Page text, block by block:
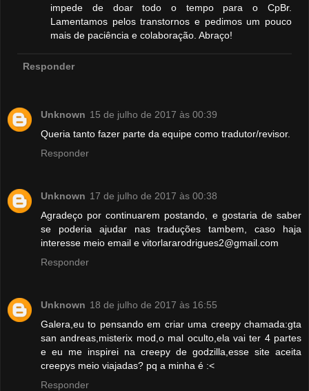
impede de doar todo o tempo para o CpBr.
Lamentamos pelos transtornos e pedimos um pouco
mais de paciência e colaboração. Abraço!
Responder
Unknown 15 de julho de 2017 às 00:39
Queria tanto fazer parte da equipe como tradutor/revisor.
Responder
Unknown 17 de julho de 2017 às 00:38
Agradeço por continuarem postando, e gostaria de saber
se poderia ajudar nas traduções tambem, caso haja
interesse meio email e vitorlararodrigues2@gmail.com
Responder
Unknown 18 de julho de 2017 às 16:55
Galera,eu to pensando em criar uma creepy chamada:gta
san andreas,misterix mod,o mal oculto,ela vai ter 4 partes
e eu me inspirei na creepy de godzilla,esse site aceita
creepys meio viajadas? pq a minha é :<
Responder